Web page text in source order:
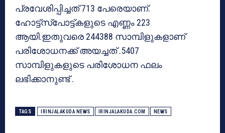
പ്രവേശിപ്പിച്ചത് 713 പേരെയാണ്.
ഹോട്ട്സ്പോട്ട്കളുടെ എണ്ണം 223
ആയി.ഇതുവരെ 244388 സാമ്പിളുകളാണ്
പരിശോധനക്ക് അയച്ചത് .5407
സാമ്പിളുകളുടെ പരിശോധന ഫലം
ലഭിക്കാനുണ്ട് .
TAGS IRINJALAKUDA NEWS IRINJALAKUDA.COM NEWS